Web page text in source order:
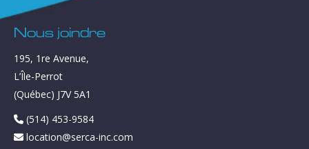
Nous joindre
195, 1re Avenue,
L’Île-Perrot
(Québec) J7V 5A1
(514) 453-9584
location@serca-inc.com